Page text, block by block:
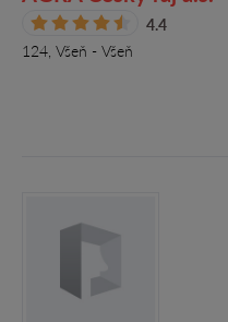
4.4
124, Všeň - Všeň